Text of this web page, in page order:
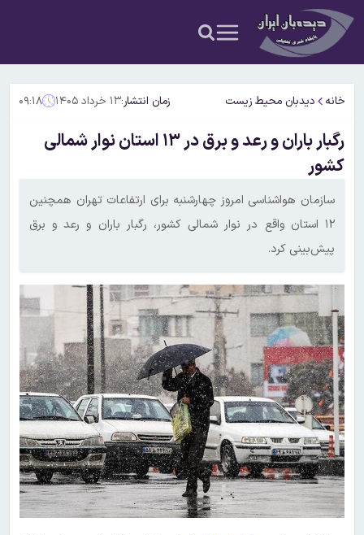
خانه دیدبان محیط زیست زمان انتشار:۱۳ خرداد ۱۴۰۵ ۰۹:۱۸
رگبار باران و رعد و برق در ۱۳ استان نوار شمالی
کشور
سازمان هواشناسی امروز چهارشنبه برای ارتفاعات تهران همچنین
۱۲ استان واقع در نوار شمالی کشور، رگبار باران و رعد و برق
پیش‌بینی کرد.